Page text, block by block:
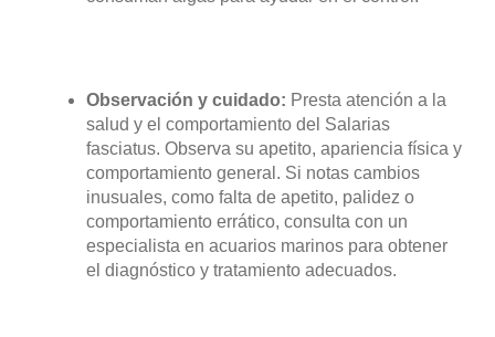
Observación y cuidado: Presta atención a la
salud y el comportamiento del Salarias
fasciatus. Observa su apetito, apariencia física y
comportamiento general. Si notas cambios
inusuales, como falta de apetito, palidez o
comportamiento errático, consulta con un
especialista en acuarios marinos para obtener
el diagnóstico y tratamiento adecuados.